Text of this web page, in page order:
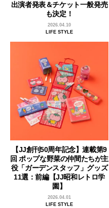
出演者発表＆チケット一般発売
も決定！
2026.04.10
LIFE STYLE
【JJ創刊50周年記念】連載第9
回 ポップな野菜の仲間たちが主
役「ガーデンスタッフ」グッズ
11選：前編【JJ昭和レトロ学
園】
2026.04.01
LIFE STYLE